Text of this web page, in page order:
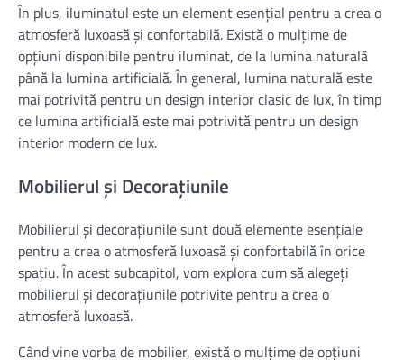
În plus, iluminatul este un element esențial pentru a crea o
atmosferă luxoasă și confortabilă. Există o mulțime de
opțiuni disponibile pentru iluminat, de la lumina naturală
până la lumina artificială. În general, lumina naturală este
mai potrivită pentru un design interior clasic de lux, în timp
ce lumina artificială este mai potrivită pentru un design
interior modern de lux.
Mobilierul și Decorațiunile
Mobilierul și decorațiunile sunt două elemente esențiale
pentru a crea o atmosferă luxoasă și confortabilă în orice
spațiu. În acest subcapitol, vom explora cum să alegeți
mobilierul și decorațiunile potrivite pentru a crea o
atmosferă luxoasă.
Când vine vorba de mobilier, există o mulțime de opțiuni